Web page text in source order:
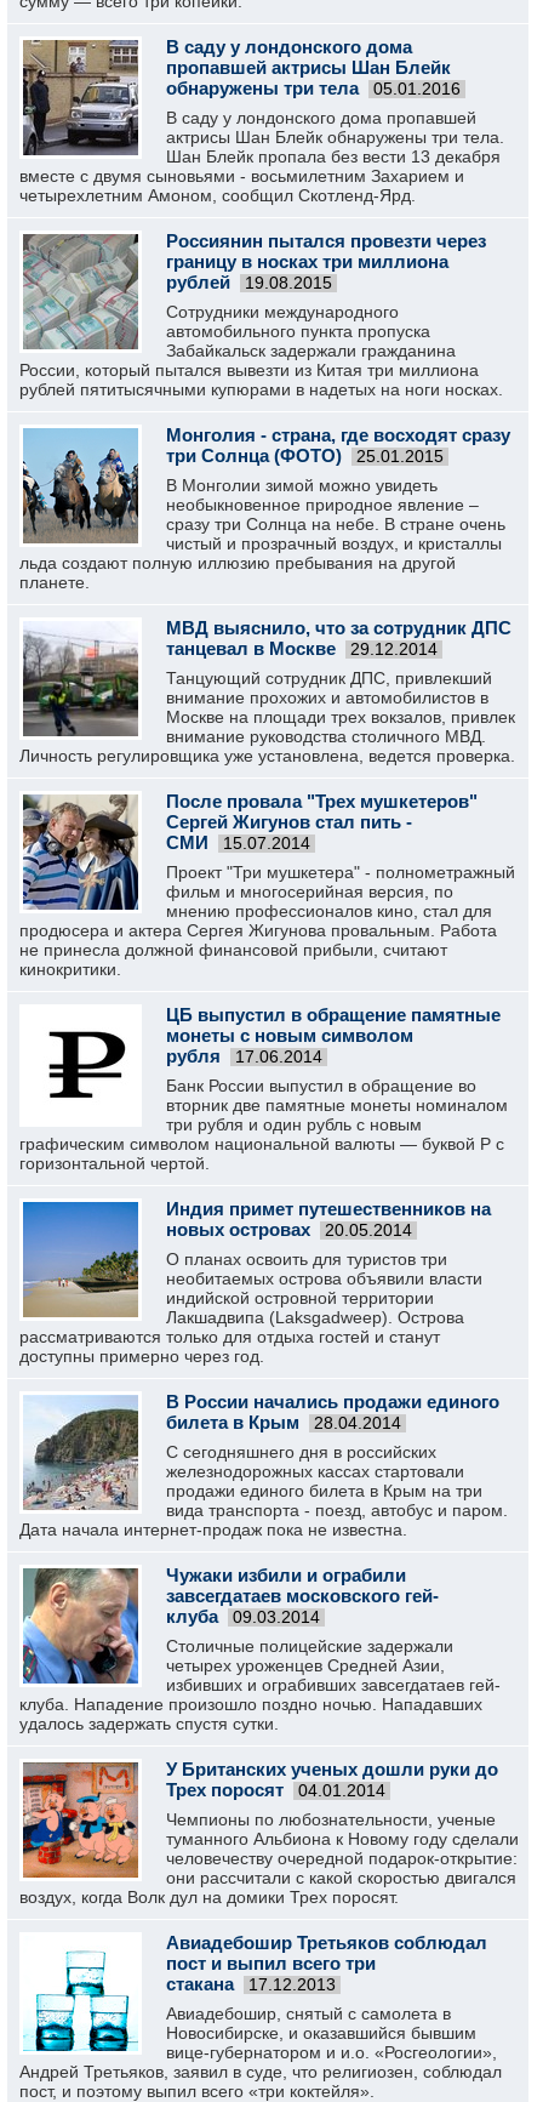
В саду у лондонского дома
пропавшей актрисы Шан Блейк
обнаружены три тела
05.01.2016
В саду у лондонского дома пропавшей
актрисы Шан Блейк обнаружены три тела.
Шан Блейк пропала без вести 13 декабря
вместе с двумя сыновьями - восьмилетним Захарием и
четырехлетним Амоном, сообщил Скотленд-Ярд.
Россиянин пытался провезти через
границу в носках три миллиона
рублей
19.08.2015
Сотрудники международного
автомобильного пункта пропуска
Забайкальск задержали гражданина
России, который пытался вывезти из Китая три миллиона
рублей пятитысячными купюрами в надетых на ноги носках.
Монголия - страна, где восходят сразу
три Солнца (ФОТО)
25.01.2015
В Монголии зимой можно увидеть
необыкновенное природное явление –
сразу три Солнца на небе. В стране очень
чистый и прозрачный воздух, и кристаллы
льда создают полную иллюзию пребывания на другой
планете.
МВД выяснило, что за сотрудник ДПС
танцевал в Москве
29.12.2014
Танцующий сотрудник ДПС, привлекший
внимание прохожих и автомобилистов в
Москве на площади трех вокзалов, привлек
внимание руководства столичного МВД.
Личность регулировщика уже установлена, ведется проверка.
После провала "Трех мушкетеров"
Сергей Жигунов стал пить -
СМИ
15.07.2014
Проект "Три мушкетера" - полнометражный
фильм и многосерийная версия, по
мнению профессионалов кино, стал для
продюсера и актера Сергея Жигунова провальным. Работа
не принесла должной финансовой прибыли, считают
кинокритики.
ЦБ выпустил в обращение памятные
монеты с новым символом
рубля
17.06.2014
Банк России выпустил в обращение во
вторник две памятные монеты номиналом
три рубля и один рубль с новым
графическим символом национальной валюты — буквой Р с
горизонтальной чертой.
Индия примет путешественников на
новых островах
20.05.2014
О планах освоить для туристов три
необитаемых острова объявили власти
индийской островной территории
Лакшадвипа (Laksgadweep). Острова
рассматриваются только для отдыха гостей и станут
доступны примерно через год.
В России начались продажи единого
билета в Крым
28.04.2014
С сегодняшнего дня в российских
железнодорожных кассах стартовали
продажи единого билета в Крым на три
вида транспорта - поезд, автобус и паром.
Дата начала интернет-продаж пока не известна.
Чужаки избили и ограбили
завсегдатаев московского гей-
клуба
09.03.2014
Столичные полицейские задержали
четырех уроженцев Средней Азии,
избивших и ограбивших завсегдатаев гей-
клуба. Нападение произошло поздно ночью. Нападавших
удалось задержать спустя сутки.
У Британских ученых дошли руки до
Трех поросят
04.01.2014
Чемпионы по любознательности, ученые
туманного Альбиона к Новому году сделали
человечеству очередной подарок-открытие:
они рассчитали с какой скоростью двигался
воздух, когда Волк дул на домики Трех поросят.
Авиадебошир Третьяков соблюдал
пост и выпил всего три
стакана
17.12.2013
Авиадебошир, снятый с самолета в
Новосибирске, и оказавшийся бывшим
вице-губернатором и и.о. «Росгеологии»,
Андрей Третьяков, заявил в суде, что религиозен, соблюдал
пост, и поэтому выпил всего «три коктейля».